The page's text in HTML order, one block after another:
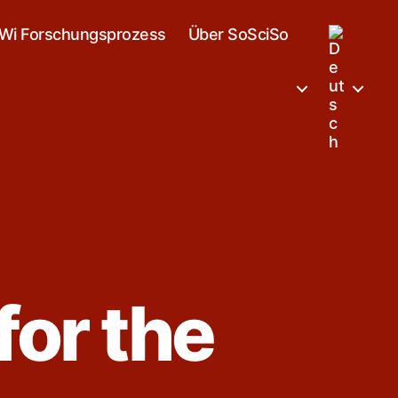
Forschungsprozess Über SoSciSo
the